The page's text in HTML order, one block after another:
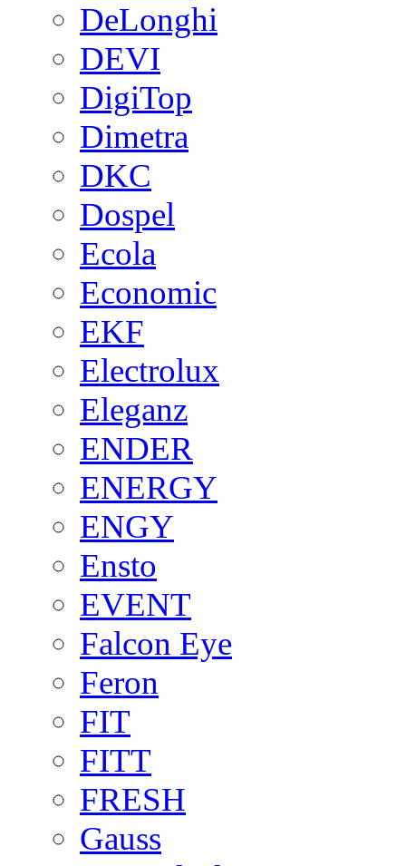
DeLonghi
DEVI
DigiTop
Dimetra
DKC
Dospel
Ecola
Economic
EKF
Electrolux
Eleganz
ENDER
ENERGY
ENGY
Ensto
EVENT
Falcon Eye
Feron
FIT
FITT
FRESH
Gauss